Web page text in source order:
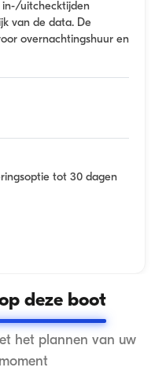
in-/uitchecktijden
van de data. De
overnachtingshuur en
tot 30 dagen
deze boot
het plannen van uw